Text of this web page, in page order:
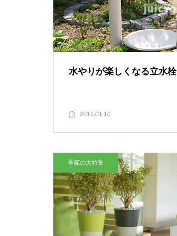
水やりが楽しくなる立水栓
2019.01.10
季節の大特集